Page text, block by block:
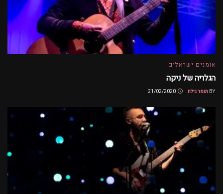
אומנים ישראלים
הגלריה של ניקה
BY תומר גילת